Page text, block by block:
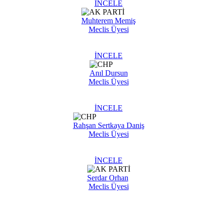
İNCELE
Muhterem Memiş
Meclis Üyesi
İNCELE
Anıl Dursun
Meclis Üyesi
İNCELE
Rahşan Sertkaya Daniş
Meclis Üyesi
İNCELE
Serdar Orhan
Meclis Üyesi